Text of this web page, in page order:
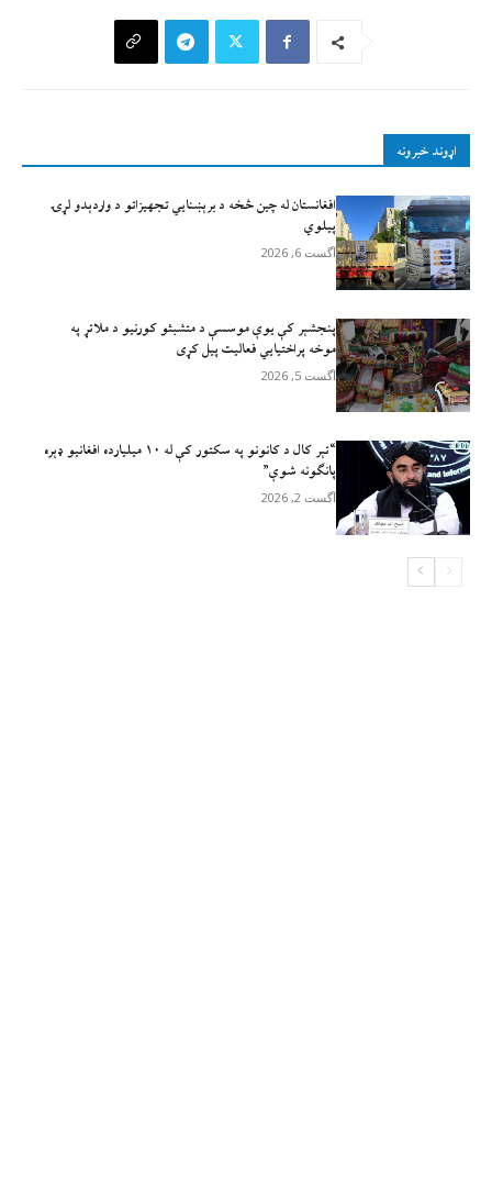
اړوند خبرونه
افغانستان له چين څخه د برېښنايي تجهيزاتو د واردېدو لړۍ
پيلوي
آگست 6, 2026
پنجشېر کې یوې موسسې د متشبثو کورنیو د ملاتړ په
موخه پراختیايي فعالیت پیل کړی
آگست 5, 2026
“تېر کال د کانونو په سکتور کې له ۱۰ میلیارده افغانیو ډېره
پانګونه شوې”
آگست 2, 2026